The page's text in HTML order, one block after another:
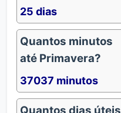
25 dias
Quantos minutos
até Primavera?
37037 minutos